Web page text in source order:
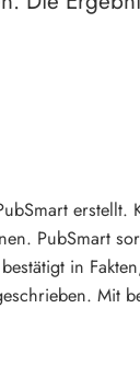
erstellt.
PubSmart
in
Mit